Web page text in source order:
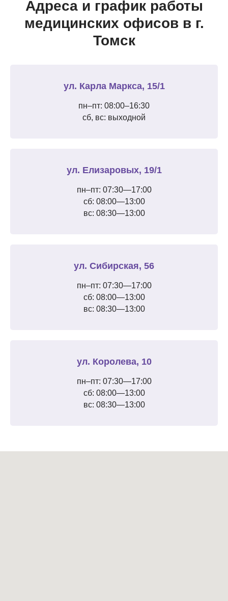
Адреса и график работы
медицинских офисов в г.
Томск
ул. Карла Маркса, 15/1
пн–пт: 08:00–16:30
сб, вс: выходной
ул. Елизаровых, 19/1
пн–пт: 07:30—17:00
сб: 08:00—13:00
вс: 08:30—13:00
ул. Сибирская, 56
пн–пт: 07:30—17:00
сб: 08:00—13:00
вс: 08:30—13:00
ул. Королева, 10
пн–пт: 07:30—17:00
сб: 08:00—13:00
вс: 08:30—13:00